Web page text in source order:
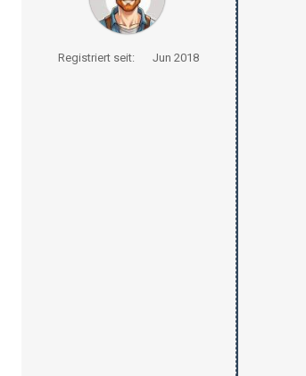
Registriert seit: Jun 2018